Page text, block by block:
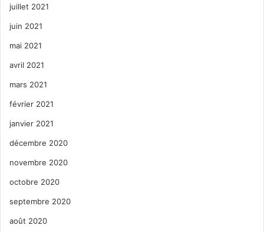
19 NE 3rd Ave, Delray Beach, FL
33483
www.silverballmuseum.com/delray
-beach/
juillet 2021
juin 2021
mai 2021
avril 2021
mars 2021
février 2021
janvier 2021
décembre 2020
novembre 2020
octobre 2020
septembre 2020
août 2020